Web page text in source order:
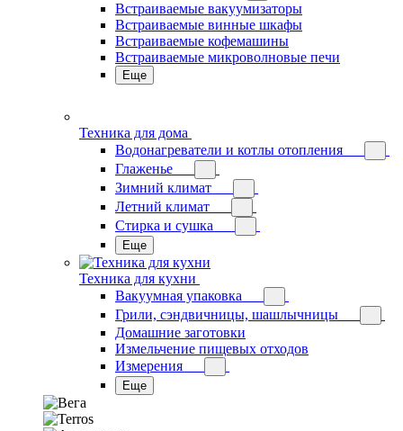
Встраиваемые вакуумизаторы
Встраиваемые винные шкафы
Встраиваемые кофемашины
Встраиваемые микроволновые печи
Еще
Техника для дома
Водонагреватели и котлы отопления
Глаженье
Зимний климат
Летний климат
Стирка и сушка
Еще
Техника для кухни
Вакуумная упаковка
Грили, сэндвичницы, шашлычницы
Домашние заготовки
Измельчение пищевых отходов
Измерения
Еще